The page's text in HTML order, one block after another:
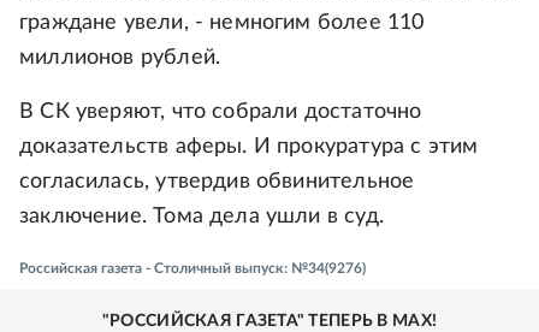
граждане увели, - немногим более 110
миллионов рублей.
В СК уверяют, что собрали достаточно
доказательств аферы. И прокуратура с этим
согласилась, утвердив обвинительное
заключение. Тома дела ушли в суд.
Российская газета - Столичный выпуск: №34(9276)
"РОССИЙСКАЯ ГАЗЕТА" ТЕПЕРЬ В MAX!